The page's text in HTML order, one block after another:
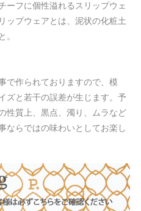
ーフに個性溢れるスリップウェ
ップウェアとは、泥状の化粧土
。
で作られておりますので、模
ズと若干の誤差が生じます。予
性質上、黒点、濁り、ムラなど
ならではの味わいとしてお楽し